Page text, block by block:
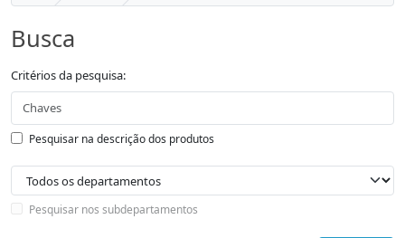
Busca
Critérios da pesquisa:
Pesquisar na descrição dos produtos
Pesquisar nos subdepartamentos